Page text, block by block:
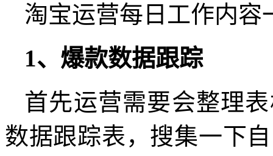
淘宝运营每日工作内容
1、爆款数据跟踪
首先运营需要会整理
数据跟踪表，搜集一下